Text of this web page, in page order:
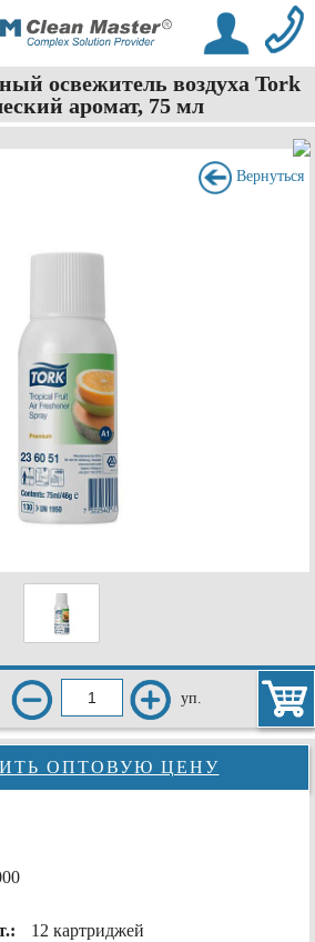
освежитель воздуха Tork
аромат, 75 мл
Вернуться
уп.
ОПТОВУЮ ЦЕНУ
12 картриджей